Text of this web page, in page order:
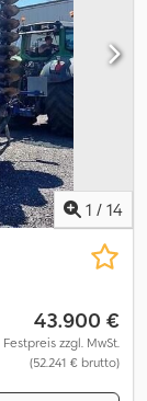
1 / 14
43.900 €
Festpreis zzgl. MwSt.
(52.241 € brutto)